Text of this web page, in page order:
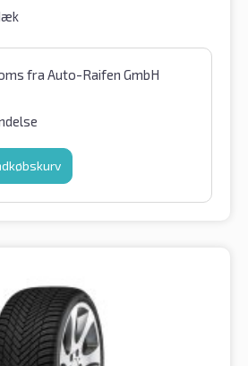
fra Auto-Raifen GmbH